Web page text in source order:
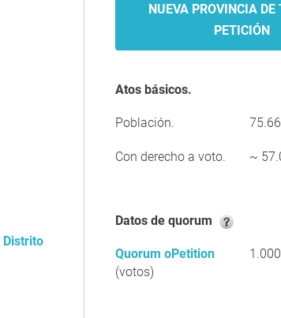
Distrito
NUEVA PROVINCIA DE
PETICIÓN
Atos básicos.
Población.
Con derecho a voto. ~
Datos de quorum
Quorum oPetition
(votos)
1.000